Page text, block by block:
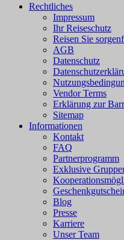
Rechtliches
Impressum
Ihr Reiseschutz
Reisen Sie
AGB
Datenschutz
Vendor Terms
Erklärung zur
Sitemap
Informationen
Kontakt
FAQ
Partnerprogramm
Exklusive
Blog
Presse
Karriere
Unser Team